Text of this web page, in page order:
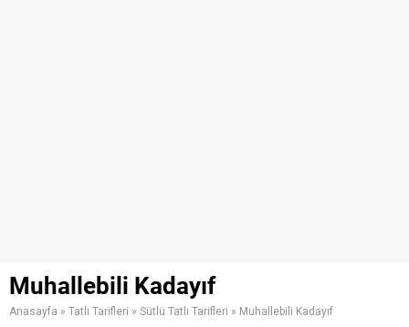
Muhallebili Kadayıf
Anasayfa » Tatlı Tarifleri » Sütlü Tatlı Tarifleri » Muhallebili Kadayıf